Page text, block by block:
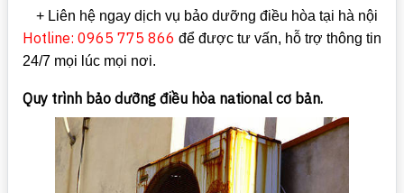
+ Liên hệ ngay dịch vụ bảo dưỡng điều hòa tại hà nội
Hotline: 0965 775 866 để được tư vấn, hỗ trợ thông tin
24/7 mọi lúc mọi nơi.
Quy trình bảo dưỡng điều hòa national cơ bản.